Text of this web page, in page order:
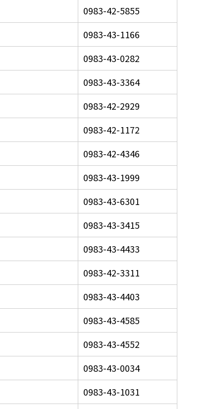
0983-42-5855
0983-43-1166
0983-43-0282
0983-43-3364
0983-42-2929
0983-42-1172
0983-42-4346
0983-43-1999
0983-43-6301
0983-43-3415
0983-43-4433
0983-42-3311
0983-43-4403
0983-43-4585
0983-43-4552
0983-43-0034
0983-43-1031